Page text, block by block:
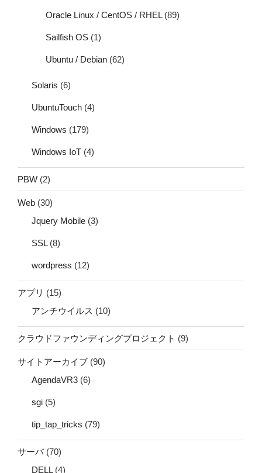
Oracle Linux / CentOS / RHEL(89)
Sailfish OS (1)
Ubuntu / Debian (62)
Solaris (6)
UbuntuTouch (4)
Windows (179)
Windows IoT (4)
PBW (2)
Web (30)
Jquery Mobile (3)
SSL(8)
wordpress (12)
アプリ (15)
アンチウイルス (10)
クラウドファウンディングプロジェクト (9)
サイトアーカイブ (90)
AgendaVR3 (6)
sgi (5)
tip_tap_tricks (79)
サーバ(70)
DELL(4)